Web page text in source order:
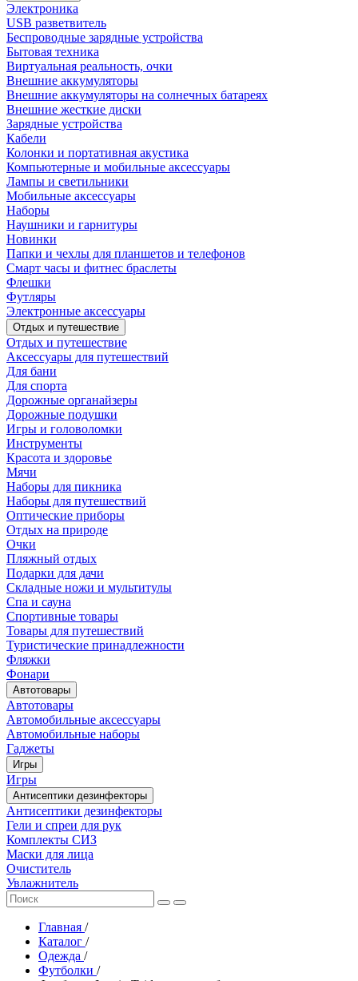
Электроника
USB разветвитель
Беспроводные зарядные устройства
Бытовая техника
Виртуальная реальность, очки
Внешние аккумуляторы
Внешние аккумуляторы на солнечных батареях
Внешние жесткие диски
Зарядные устройства
Кабели
Колонки и портативная акустика
Компьютерные и мобильные аксессуары
Лампы и светильники
Мобильные аксессуары
Наборы
Наушники и гарнитуры
Новинки
Папки и чехлы для планшетов и телефонов
Смарт часы и фитнес браслеты
Флешки
Футляры
Электронные аксессуары
Отдых и путешествие
Отдых и путешествие
Аксессуары для путешествий
Для бани
Для спорта
Дорожные органайзеры
Дорожные подушки
Игры и головоломки
Инструменты
Красота и здоровье
Мячи
Наборы для пикника
Наборы для путешествий
Оптические приборы
Отдых на природе
Очки
Пляжный отдых
Подарки для дачи
Складные ножи и мультитулы
Спа и сауна
Спортивные товары
Товары для путешествий
Туристические принадлежности
Фляжки
Фонари
Автотовары
Автотовары
Автомобильные аксессуары
Автомобильные наборы
Гаджеты
Игры
Игры
Антисептики дезинфекторы
Антисептики дезинфекторы
Гели и спреи для рук
Комплекты СИЗ
Маски для лица
Очиститель
Увлажнитель
Главная /
Каталог /
Одежда /
Футболки /